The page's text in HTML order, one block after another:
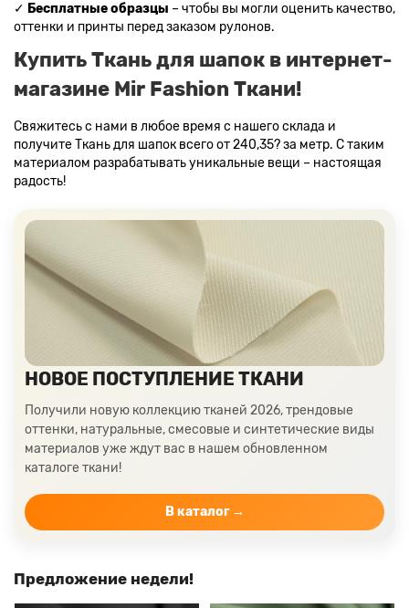
✓ Бесплатные образцы – чтобы вы могли оценить качество,
оттенки и принты перед заказом рулонов.
Купить Ткань для шапок в интернет-
магазине Mir Fashion Ткани!
Свяжитесь с нами в любое время с нашего склада и
получите Ткань для шапок всего от 240,35? за метр. С таким
материалом разрабатывать уникальные вещи – настоящая
радость!
НОВОЕ ПОСТУПЛЕНИЕ ТКАНИ
Получили новую коллекцию тканей 2026, трендовые
оттенки, натуральные, смесовые и синтетические виды
материалов уже ждут вас в нашем обновленном
каталоге ткани!
В каталог →
Предложение недели!